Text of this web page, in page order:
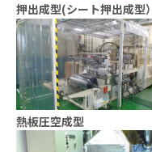
押出成型(シート押出成型）
熱板圧空成型